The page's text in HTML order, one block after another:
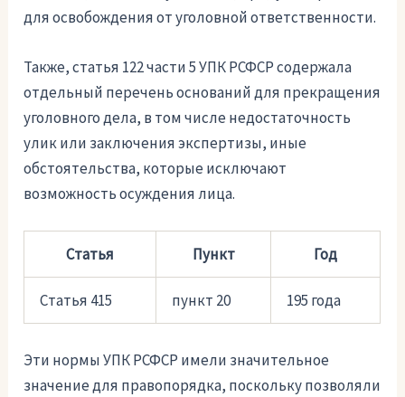
для освобождения от уголовной ответственности.
Также, статья 122 части 5 УПК РСФСР содержала
отдельный перечень оснований для прекращения
уголовного дела, в том числе недостаточность
улик или заключения экспертизы, иные
обстоятельства, которые исключают
возможность осуждения лица.
Статья Пункт Год
Статья 415 пункт 20 195 года
Эти нормы УПК РСФСР имели значительное
значение для правопорядка, поскольку позволяли